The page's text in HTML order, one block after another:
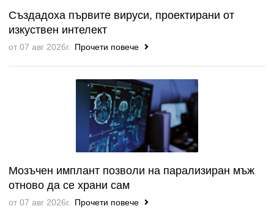
Създадоха първите вируси, проектирани от
изкуствен интелект
от 07 авг 2026г. Прочети повече
Мозъчен имплант позволи на парализиран мъж
отново да се храни сам
от 07 авг 2026г. Прочети повече